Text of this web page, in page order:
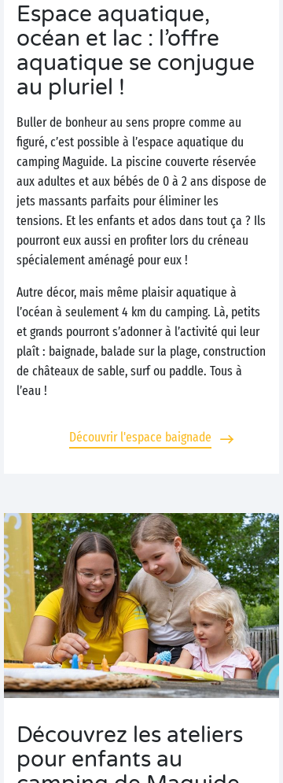
Espace aquatique,
océan et lac : l’offre
aquatique se conjugue
au pluriel !
Buller de bonheur au sens propre comme au
figuré, c’est possible à l’espace aquatique du
camping Maguide. La piscine couverte réservée
aux adultes et aux bébés de 0 à 2 ans dispose de
jets massants parfaits pour éliminer les
tensions. Et les enfants et ados dans tout ça ? Ils
pourront eux aussi en profiter lors du créneau
spécialement aménagé pour eux !
Autre décor, mais même plaisir aquatique à
l’océan à seulement 4 km du camping. Là, petits
et grands pourront s’adonner à l’activité qui leur
plaît : baignade, balade sur la plage, construction
de châteaux de sable, surf ou paddle. Tous à
l’eau !
Découvrir l'espace baignade
Découvrez les ateliers
pour enfants au